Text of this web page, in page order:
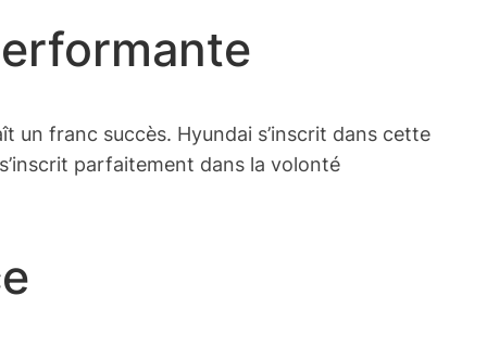
franc succès. Hyundai s’inscrit dans cette
parfaitement dans la volonté